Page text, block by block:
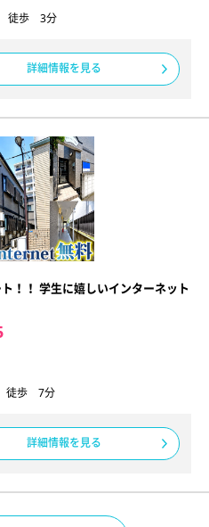
徒歩 3分
詳細情報を見る
！！ 学生に嬉しいインターネット
徒歩 7分
詳細情報を見る